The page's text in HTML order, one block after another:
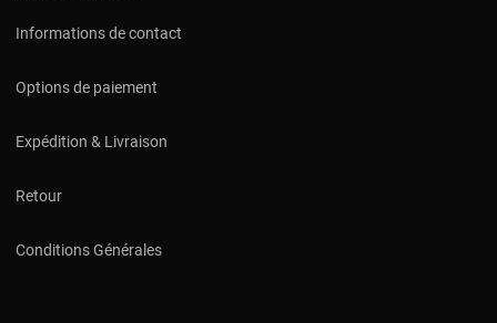
Informations de contact
Options de paiement
Expédition & Livraison
Retour
Conditions Générales